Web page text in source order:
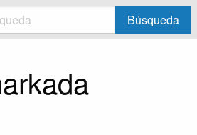
Búsqueda